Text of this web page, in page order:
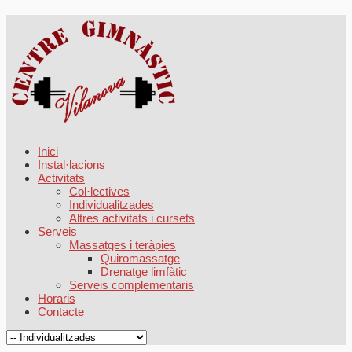
Inici
Instal·lacions
Activitats
Col·lectives
Individualitzades
Altres activitats i cursets
Serveis
Massatges i teràpies
Quiromassatge
Drenatge limfàtic
Serveis complementaris
Horaris
Contacte